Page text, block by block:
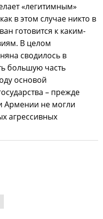
«легитимным»
в этом случае никто в
готовится к каким-
В целом
сводилось в
большую часть
основой
– прежде
Армении не могли
агрессивных